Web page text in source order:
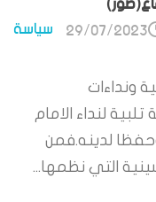
سياسة 29/07/2023
ونداءات
لنداء الامام
لدينه.فمن
التي نظمها...